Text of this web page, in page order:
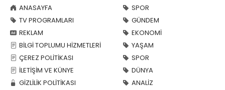
ANASAYFA
TV PROGRAMLARI
REKLAM
BİLGİ TOPLUMU HİZMETLERİ
ÇEREZ POLİTİKASI
İLETİŞİM VE KÜNYE
GİZLİLİK POLİTİKASI
SPOR
GÜNDEM
EKONOMİ
YAŞAM
SPOR
DÜNYA
ANALİZ